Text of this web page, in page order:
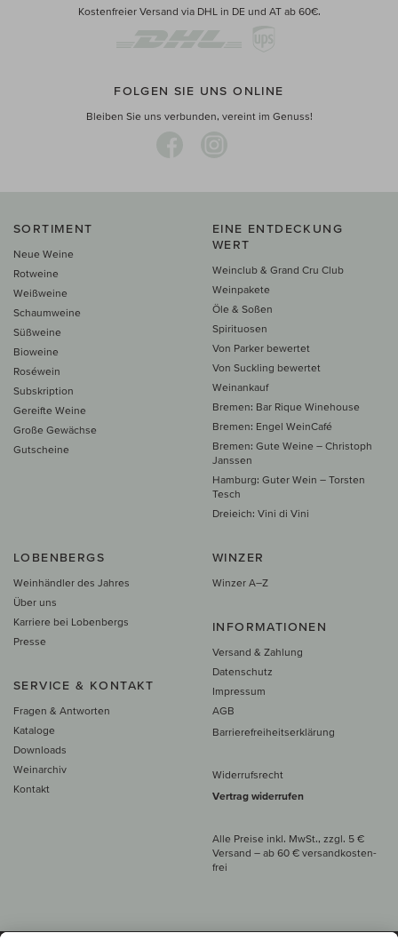
Kostenfreier Versand via DHL in DE und AT ab 60€.
FOLGEN SIE UNS ONLINE
Bleiben Sie uns verbunden, vereint im Genuss!
SORTIMENT
Neue Weine
Rotweine
Weißweine
Schaumweine
Süßweine
Bioweine
Roséwein
Subskription
Gereifte Weine
Große Gewächse
Gutscheine
EINE ENTDECKUNG
WERT
Weinclub & Grand Cru Club
Weinpakete
Öle & Soßen
Spirituosen
Von Parker bewertet
Von Suckling bewertet
Weinankauf
Bremen: Bar Rique Winehouse
Bremen: Engel WeinCafé
Bremen: Gute Weine – Christoph
Janssen
Hamburg: Guter Wein – Torsten
Tesch
Dreieich: Vini di Vini
LOBENBERGS
Weinhändler des Jahres
Über uns
Karriere bei Lobenbergs
Presse
SERVICE & KONTAKT
Fragen & Antworten
Kataloge
Downloads
Weinarchiv
Kontakt
WINZER
Winzer A–Z
INFORMATIONEN
Versand & Zahlung
Datenschutz
Impressum
AGB
Barrierefreiheitserklärung
Widerrufsrecht
Vertrag widerrufen
Alle Preise inkl. MwSt., zzgl. 5 €
Versand – ab 60 € versand­kosten­
frei